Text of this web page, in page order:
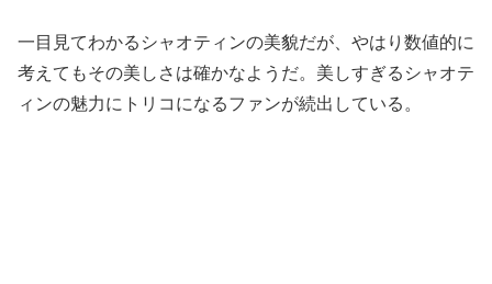
一目見てわかるシャオティンの美貌だが、やはり数値的に
考えてもその美しさは確かなようだ。美しすぎるシャオテ
ィンの魅力にトリコになるファンが続出している。